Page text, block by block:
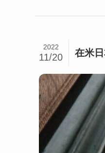
在米
2022
11/20